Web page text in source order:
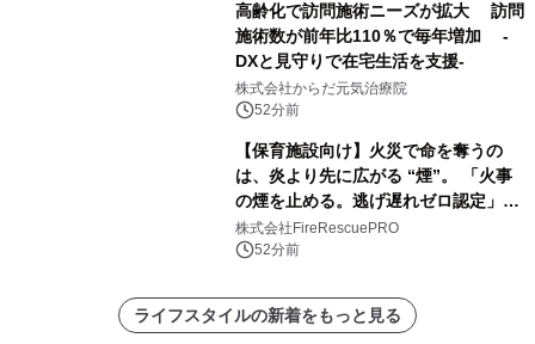
高齢化で訪問施術ニーズが拡大 訪問
施術数が前年比110％で毎年増加 -
DXと見守りで在宅生活を支援-
株式会社からだ元気治療院
52分前
【保育施設向け】火災で命を奪うの
は、炎より先に広がる “煙”。 「火事
の煙を止める。逃げ遅れゼロ認定」提
供開始
株式会社FireRescuePRO
52分前
ライフスタイルの新着をもっと見る